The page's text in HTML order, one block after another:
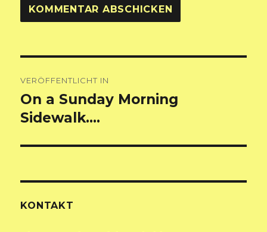
VERÖFFENTLICHT IN
On a Sunday Morning
Sidewalk….
KONTAKT